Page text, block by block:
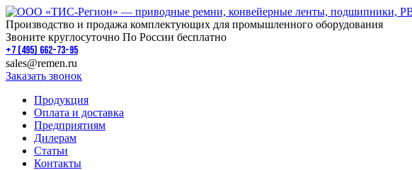
Производство и продажа комплектующих для промышленного оборудования
Звоните круглосуточно По России бесплатно
+7 (495) 662-73-95
sales@remen.ru
Заказать звонок
Продукция
Оплата и доставка
Предприятиям
Дилерам
Статьи
Контакты